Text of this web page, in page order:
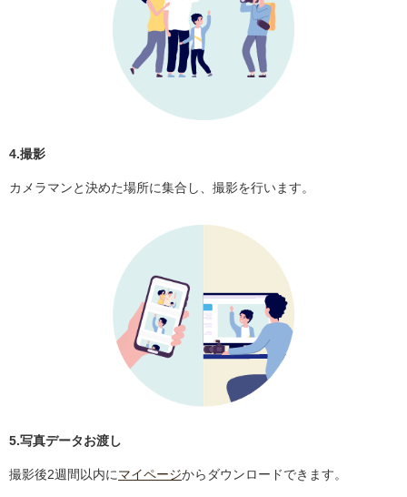
4.撮影
カメラマンと決めた場所に集合し、撮影を行います。
5.写真データお渡し
撮影後2週間以内にマイページからダウンロードできます。